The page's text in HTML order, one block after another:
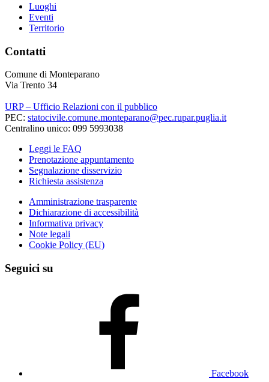
Luoghi
Eventi
Territorio
Contatti
Comune di Monteparano
Via Trento 34
URP – Ufficio Relazioni con il pubblico
PEC: statocivile.comune.monteparano@pec.rupar.puglia.it
Centralino unico: 099 5993038
Leggi le FAQ
Prenotazione appuntamento
Segnalazione disservizio
Richiesta assistenza
Amministrazione trasparente
Dichiarazione di accessibilità
Informativa privacy
Note legali
Cookie Policy (EU)
Seguici su
Facebook